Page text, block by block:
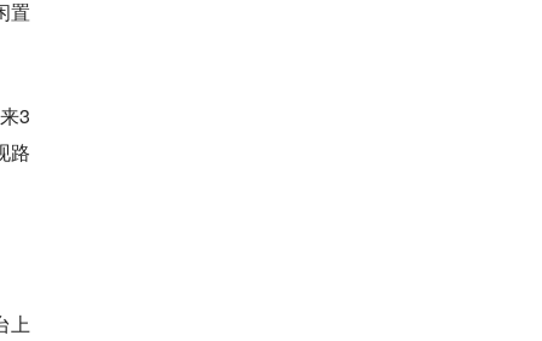
置
3
路
上